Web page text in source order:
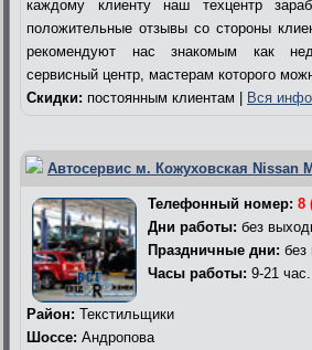
каждому клиенту наш техцентр
положительные отзывы со стороны
рекомендуют нас знакомым как
сервисный центр, мастерам которого
Скидки: постоянным клиентам | Вся
Автосервис м. Кожуховская Nissan
Телефонный номер: 8
Дни работы: без
Праздничные дни: без
Часы работы: 9-21 час.
Район: Текстильщики
Шоссе: Андропова